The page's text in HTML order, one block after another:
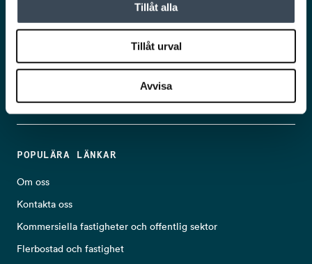
Tillåt alla
Tillåt urval
Avvisa
Ta del av det senaste från RCO!
Nyhetsbrev
POPULÄRA LÄNKAR
Om oss
Kontakta oss
Kommersiella fastigheter och offentlig sektor
Flerbostad och fastighet